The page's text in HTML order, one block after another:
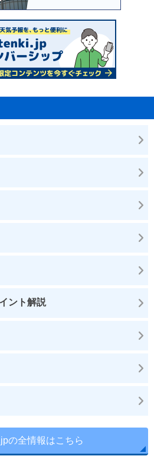
ント解説
の全情報はこちら